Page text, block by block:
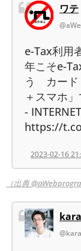
ワテ
e-Tax利用
年こそe-
う カード
＋スマホ
-
https://
2023-02-16
（出典